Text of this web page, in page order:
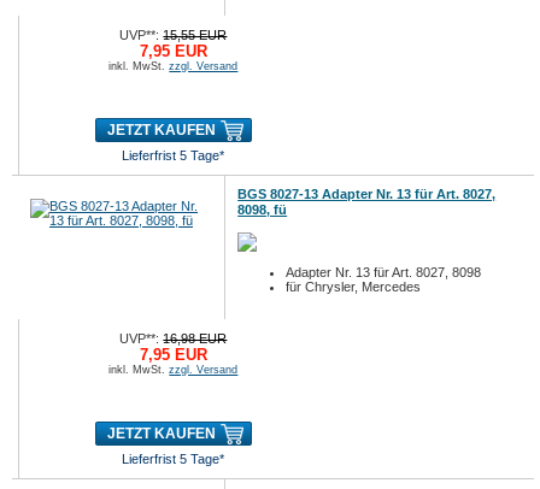
UVP**:15,55 EUR
7,95 EUR
inkl. MwSt.zzgl. Versand
JETZT KAUFEN
Lieferfrist 5 Tage*
BGS 8027-13 Adapter Nr. 13 für Art. 8027,
8098, fü
Adapter Nr. 13 für Art. 8027, 8098
für Chrysler, Mercedes
UVP**:16,98 EUR
7,95 EUR
inkl. MwSt.zzgl. Versand
JETZT KAUFEN
Lieferfrist 5 Tage*